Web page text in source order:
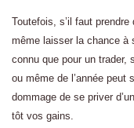
Toutefois, s’il faut
même laisser la chance
connu que pour un trader,
ou même de l’année peut
dommage de se priver
tôt vos gains.